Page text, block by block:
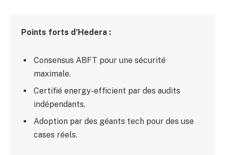
Points forts d’Hedera :
Consensus ABFT pour une sécurité
maximale.
Certifié energy-efficient par des audits
indépendants.
Adoption par des géants tech pour des use
cases réels.